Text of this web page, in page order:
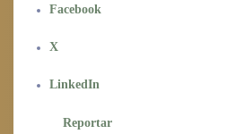
Facebook
X
LinkedIn
Reportar